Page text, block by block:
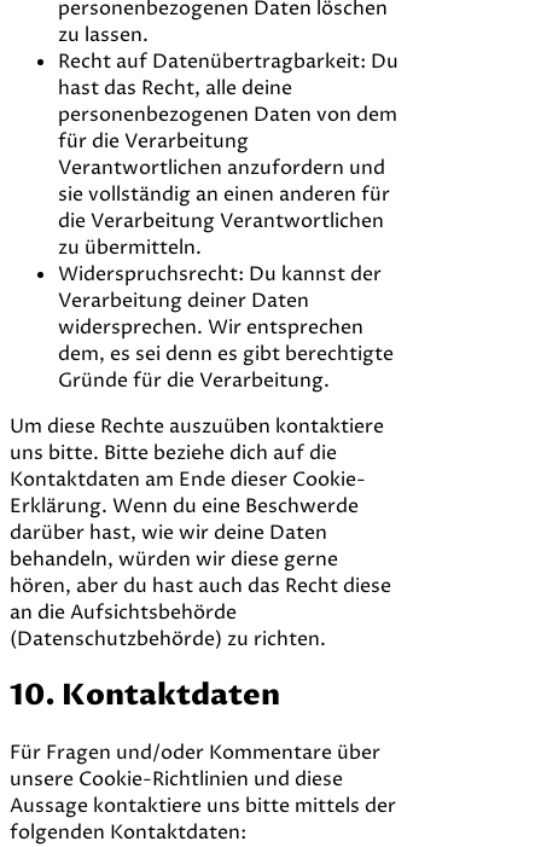
personenbezogenen Daten löschen
zu lassen.
Recht auf Datenübertragbarkeit: Du
hast das Recht, alle deine
personenbezogenen Daten von dem
für die Verarbeitung
Verantwortlichen anzufordern und
sie vollständig an einen anderen für
die Verarbeitung Verantwortlichen
zu übermitteln.
Widerspruchsrecht: Du kannst der
Verarbeitung deiner Daten
widersprechen. Wir entsprechen
dem, es sei denn es gibt berechtigte
Gründe für die Verarbeitung.
Um diese Rechte auszuüben kontaktiere
uns bitte. Bitte beziehe dich auf die
Kontaktdaten am Ende dieser Cookie-
Erklärung. Wenn du eine Beschwerde
darüber hast, wie wir deine Daten
behandeln, würden wir diese gerne
hören, aber du hast auch das Recht diese
an die Aufsichtsbehörde
(Datenschutzbehörde) zu richten.
10. Kontaktdaten
Für Fragen und/oder Kommentare über
unsere Cookie-Richtlinien und diese
Aussage kontaktiere uns bitte mittels der
folgenden Kontaktdaten: